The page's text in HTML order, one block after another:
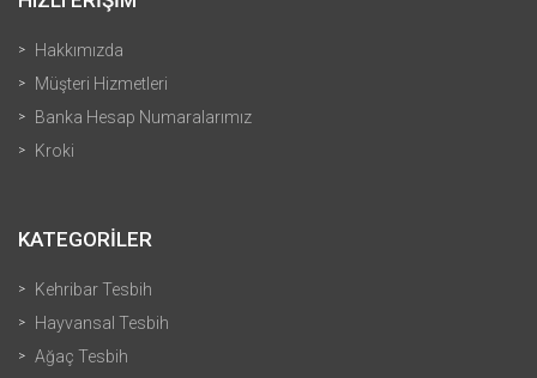
Hakkımızda
Müşteri Hizmetleri
Banka Hesap Numaralarımız
Kroki
KATEGORİLER
Kehribar Tesbih
Hayvansal Tesbih
Ağaç Tesbih